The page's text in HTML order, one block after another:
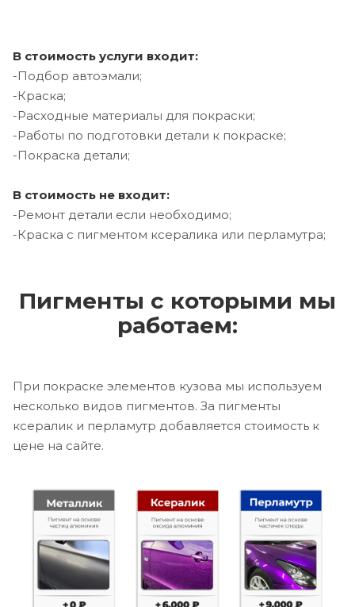
В стоимость услуги входит:
-Подбор автоэмали;
-Краска;
-Расходные материалы для покраски;
-Работы по подготовки детали к покраске;
-Покраска детали;
В стоимость не входит:
-Ремонт детали если необходимо;
-Краска с пигментом ксералика или перламутра;
Пигменты с которыми мы
работаем:
При покраске элементов кузова мы используем
несколько видов пигментов. За пигменты
ксералик и перламутр добавляется стоимость к
цене на сайте.